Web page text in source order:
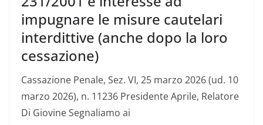
impugnare le misure cautelari
interdittive (anche dopo la loro
cessazione)
Cassazione Penale, Sez. VI, 25 marzo 2026 (ud. 10
marzo 2026), n. 11236 Presidente Aprile, Relatore
Di Giovine Segnaliamo ai